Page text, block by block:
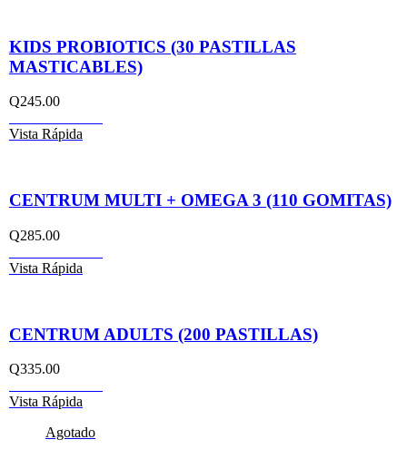
KIDS PROBIOTICS (30 PASTILLAS
MASTICABLES)
Q245.00
Vista Rápida
CENTRUM MULTI + OMEGA 3 (110 GOMITAS)
Q285.00
Vista Rápida
CENTRUM ADULTS (200 PASTILLAS)
Q335.00
Vista Rápida
Agotado